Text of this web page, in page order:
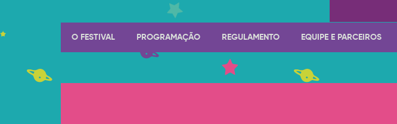
O FESTIVAL PROGRAMAÇÃO REGULAMENTO EQUIPE E PARCEIROS